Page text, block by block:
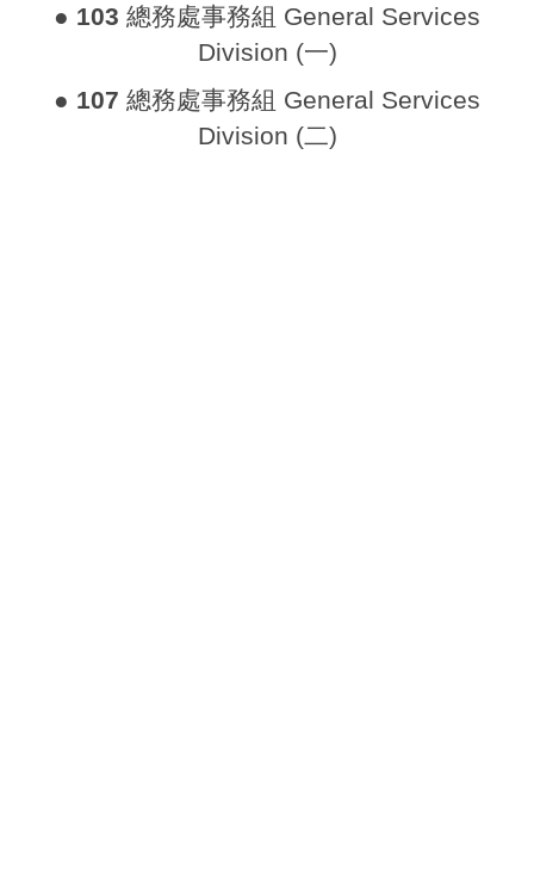
● 103 總務處事務組 General Services
Division (一)
● 107 總務處事務組 General Services
Division (二)